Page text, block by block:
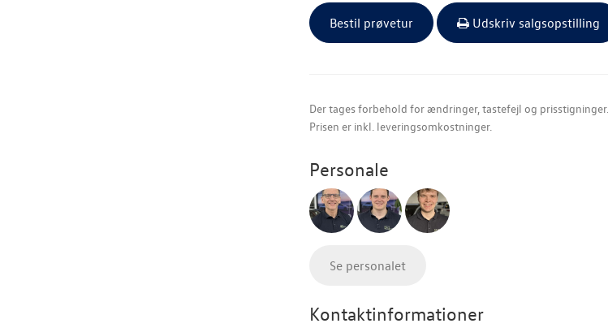
Bestil prøvetur Udskriv salgsopstilling
Der tages forbehold for ændringer, tastefejl og prisstigninger.
Prisen er inkl. leveringsomkostninger.
Personale
Se personalet
Kontaktinformationer